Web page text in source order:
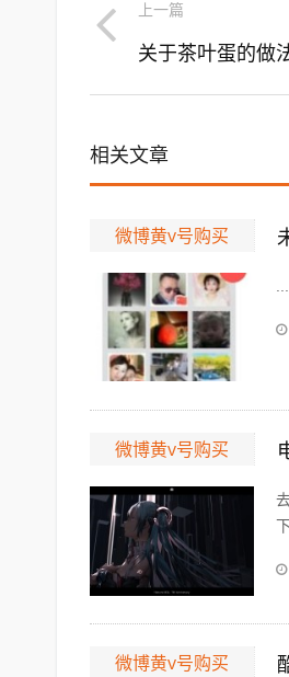
上一篇
关于茶叶蛋的做
相关文章
微博黄v号购买
微博黄v号购买
微博黄v号购买